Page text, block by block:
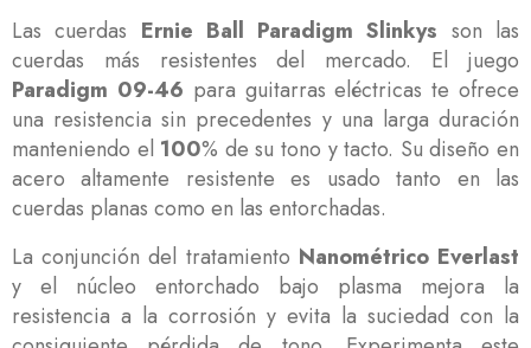
Las cuerdas Ernie Ball Paradigm Slinkys son las
cuerdas más resistentes del mercado. El juego
Paradigm 09-46 para guitarras eléctricas te ofrece
una resistencia sin precedentes y una larga duración
manteniendo el 100% de su tono y tacto. Su diseño en
acero altamente resistente es usado tanto en las
cuerdas planas como en las entorchadas.
La conjunción del tratamiento Nanométrico Everlast
y el núcleo entorchado bajo plasma mejora la
resistencia a la corrosión y evita la suciedad con la